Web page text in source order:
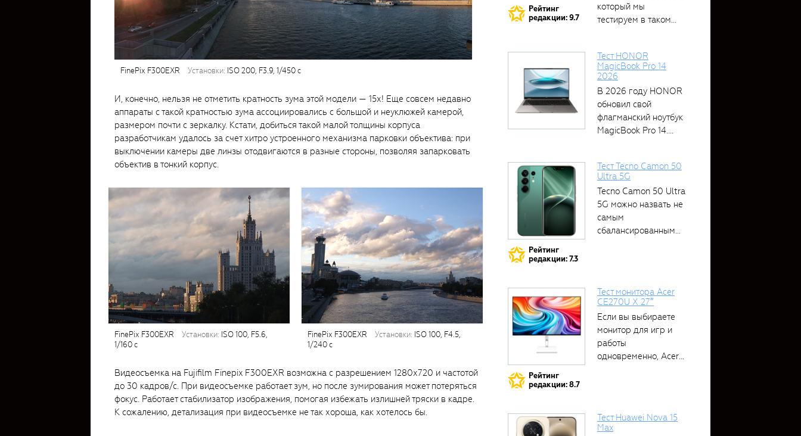
FinePix F300EXR установки: ISO 200, F3.9, 1/450 с
И, конечно, нельзя не отметить кратность зума этой модели — 15х! Еще совсем недавно
аппараты с такой кратностью зума ассоциировались с большой и неуклюжей камерой,
размером почти с зеркалку. Кстати, добиться такой малой толщины корпуса
разработчикам удалось за счет хитро устроенного механизма парковки объектива: при
выключении камеры две линзы отодвигаются в разные стороны, позволяя запарковать
объектив в тонкий корпус.
FinePix F300EXR установки: ISO 100, F5.6,
1/160 с
FinePix F300EXR установки: ISO 100, F4.5,
1/240 с
Видеосъемка на Fujifilm Finepix F300EXR возможна с разрешением 1280х720 и частотой
до 30 кадров/с. При видеосъемке работает зум, но после зумирования может потеряться
фокус. Работает стабилизатор изображения, помогая избежать излишней тряски в кадре.
К сожалению, детализация при видеосъемке не так хороша, как хотелось бы.
Рейтинг
редакции: 9.7
который мы
тестируем в таком...
Тест HONOR
MagicBook Pro 14
2026
В 2026 году HONOR
обновил свой
флагманский ноутбук
MagicBook Pro 14....
Рейтинг
редакции: 7.3
Тест Tecno Camon 50
Ultra 5G
Tecno Camon 50 Ultra
5G можно назвать не
самым
сбалансированным
Рейтинг
редакции: 8.7
Тест монитора Acer
CE270U X 27″
Если вы выбираете
монитор для игр и
работы
одновременно, Acer
Тест Huawei Nova 15
Max